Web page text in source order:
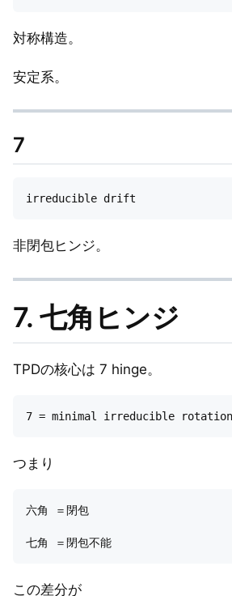
対称構造。
安定系。
7
非閉包ヒンジ。
7. 七角ヒンジ
TPDの核心は 7 hinge。
つまり
六角 ＝閉包
この差分が